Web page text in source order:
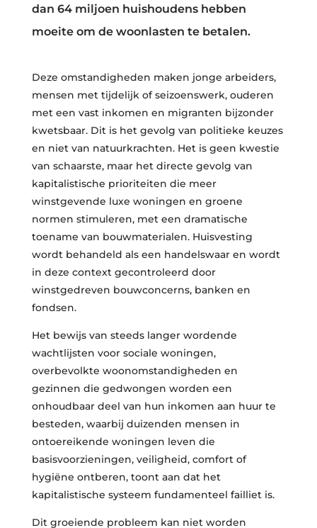
dan 64 miljoen huishoudens hebben
moeite om de woonlasten te betalen.
Deze omstandigheden maken jonge arbeiders,
mensen met tijdelijk of seizoenswerk, ouderen
met een vast inkomen en migranten bijzonder
kwetsbaar. Dit is het gevolg van politieke keuzes
en niet van natuurkrachten. Het is geen kwestie
van schaarste, maar het directe gevolg van
kapitalistische prioriteiten die meer
winstgevende luxe woningen en groene
normen stimuleren, met een dramatische
toename van bouwmaterialen. Huisvesting
wordt behandeld als een handelswaar en wordt
in deze context gecontroleerd door
winstgedreven bouwconcerns, banken en
fondsen.
Het bewijs van steeds langer wordende
wachtlijsten voor sociale woningen,
overbevolkte woonomstandigheden en
gezinnen die gedwongen worden een
onhoudbaar deel van hun inkomen aan huur te
besteden, waarbij duizenden mensen in
ontoereikende woningen leven die
basisvoorzieningen, veiligheid, comfort of
hygiëne ontberen, toont aan dat het
kapitalistische systeem fundamenteel failliet is.
Dit groeiende probleem kan niet worden